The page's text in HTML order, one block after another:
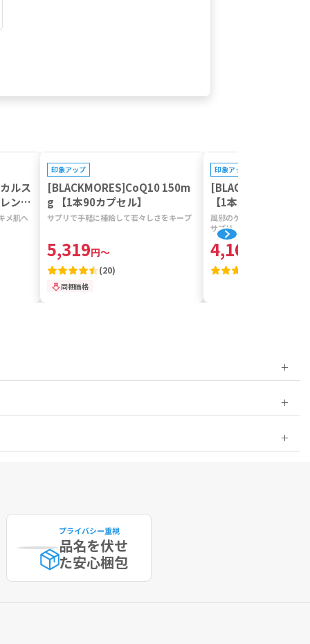
ルス
ンザ
メ肌へ
印象アップ
[BLACKMORES]CoQ10 150m
g 【1本90カプセル】
サプリで手軽に補給して若々しさをキープ
5,319円～
(20)
同梱価格
印象アップ
[BLACKMORES]バ
【1本150錠】
風邪のケアになどに有用な
サプリ
4,161
プライバシー重視
品名を伏せ
た安心梱包